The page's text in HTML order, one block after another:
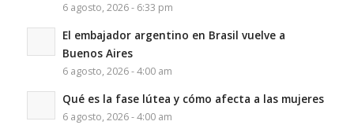
6 agosto, 2026 - 6:33 pm
El embajador argentino en Brasil vuelve a
Buenos Aires
6 agosto, 2026 - 4:00 am
Qué es la fase lútea y cómo afecta a las mujeres
6 agosto, 2026 - 4:00 am